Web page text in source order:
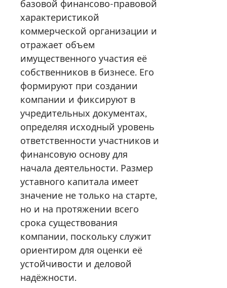
базовой финансово-правовой
характеристикой
коммерческой организации и
отражает объем
имущественного участия её
собственников в бизнесе. Его
формируют при создании
компании и фиксируют в
учредительных документах,
определяя исходный уровень
ответственности участников и
финансовую основу для
начала деятельности. Размер
уставного капитала имеет
значение не только на старте,
но и на протяжении всего
срока существования
компании, поскольку служит
ориентиром для оценки её
устойчивости и деловой
надёжности.